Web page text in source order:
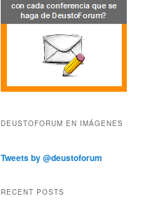
DEUSTOFORUM EN IMÁGENES
Tweets by @deustoforum
RECENT POSTS